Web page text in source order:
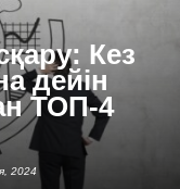
Кез
дейін
ТОП-4
2024